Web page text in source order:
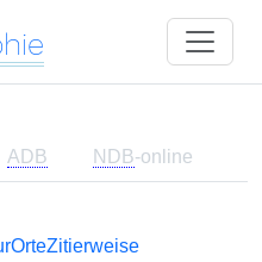
ADB NDB-online
OrteZitierweise